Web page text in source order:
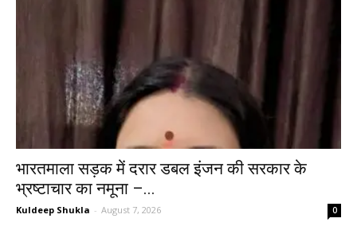
भारतमाला सड़क में दरार डबल इंजन की सरकार के
भ्रष्टाचार का नमूना –...
Kuldeep Shukla - August 7, 2026 0